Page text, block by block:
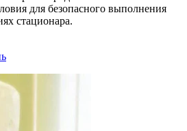
для безопасного выполнения
стационара.